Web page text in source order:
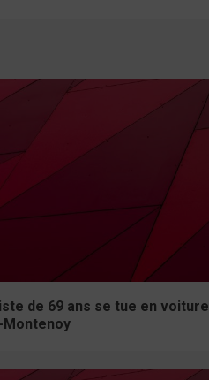
de 69 ans se tue en voiture
Montenoy